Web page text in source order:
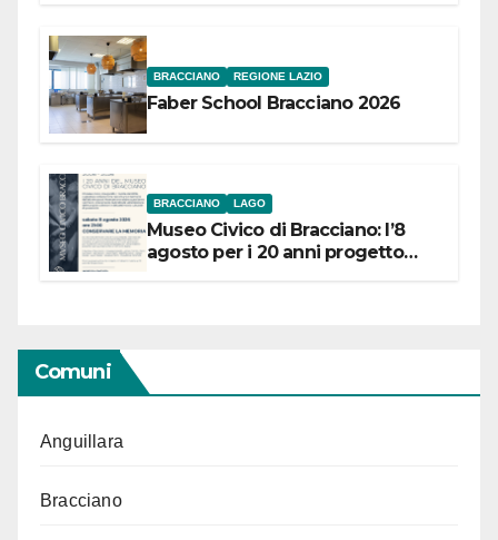
BRACCIANO REGIONE LAZIO
Faber School Bracciano 2026
BRACCIANO LAGO
Museo Civico di Bracciano: l’8
agosto per i 20 anni progetto
Comuni
Anguillara
Bracciano